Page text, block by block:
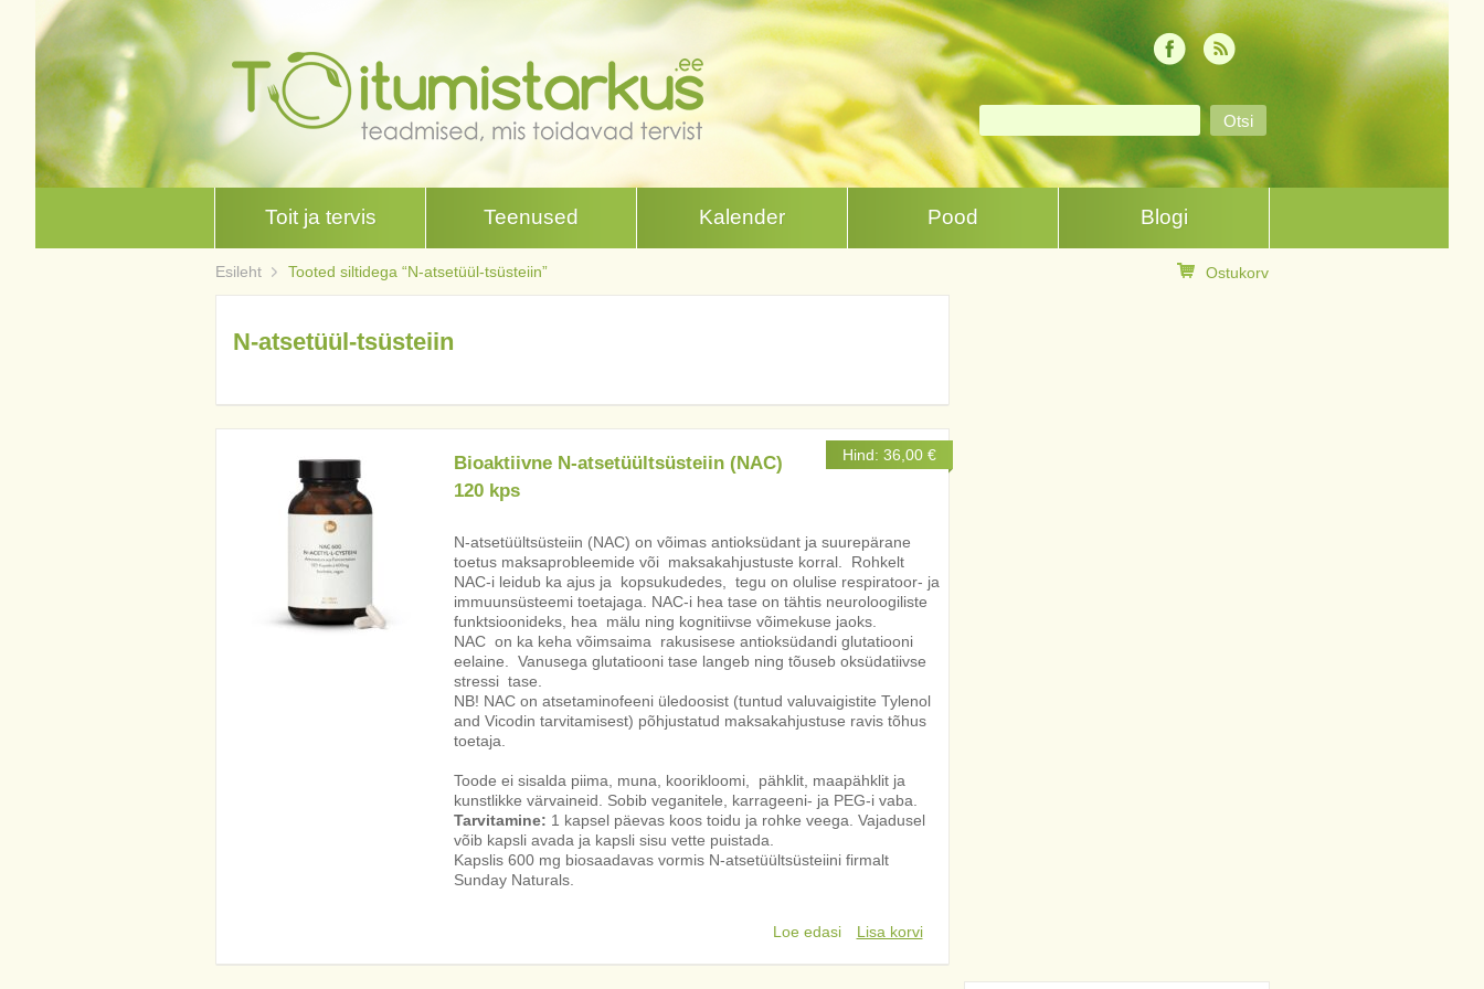
Toit ja tervis Teenused Kalender Pood Blogi
Esileht Tooted siltidega “N-atsetüül-tsüsteiin” Ostukorv
N-atsetüül-tsüsteiin
Bioaktiivne N-atsetüültsüsteiin (NAC)
120 kps
Hind: 36,00 €
N-atsetüültsüsteiin (NAC) on võimas antioksüdant ja suurepärane
toetus maksaprobleemide või maksakahjustuste korral. Rohkelt
NAC-i leidub ka ajus ja kopsukudedes, tegu on olulise respiratoor- ja
immuunsüsteemi toetajaga. NAC-i hea tase on tähtis neuroloogiliste
funktsioonideks, hea mälu ning kognitiivse võimekuse jaoks.
NAC on ka keha võimsaima rakusisese antioksüdandi glutatiooni
eelaine. Vanusega glutatiooni tase langeb ning tõuseb oksüdatiivse
stressi tase.
NB! NAC on atsetaminofeeni üledoosist (tuntud valuvaigistite Tylenol
and Vicodin tarvitamisest) põhjustatud maksakahjustuse ravis tõhus
toetaja.
Toode ei sisalda piima, muna, koorikloomi, pähklit, maapähklit ja
kunstlikke värvaineid. Sobib veganitele, karrageeni- ja PEG-i vaba.
Tarvitamine: 1 kapsel päevas koos toidu ja rohke veega. Vajadusel
võib kapsli avada ja kapsli sisu vette puistada.
Kapslis 600 mg biosaadavas vormis N-atsetüültsüsteiini firmalt
Sunday Naturals.
Loe edasi Lisa korvi